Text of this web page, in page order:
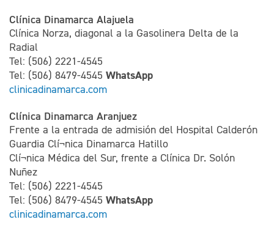
Clínica Dinamarca Alajuela
Clínica Norza, diagonal a la Gasolinera Delta de la
Radial
Tel: (506) 2221-4545
Tel: (506) 8479-4545 WhatsApp
clinicadinamarca.com
Clínica Dinamarca Aranjuez
Frente a la entrada de admisión del Hospital Calderón
Guardia Clí¬nica Dinamarca Hatillo
Clí¬nica Médica del Sur, frente a Clínica Dr. Solón
Nuñez
Tel: (506) 2221-4545
Tel: (506) 8479-4545 WhatsApp
clinicadinamarca.com